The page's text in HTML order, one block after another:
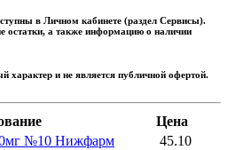
в Личном кабинете (раздел Сервисы).
остатки, а также информацию о наличии
характер и не является публичной офертой.
Цена
№10 Нижфарм
45.10